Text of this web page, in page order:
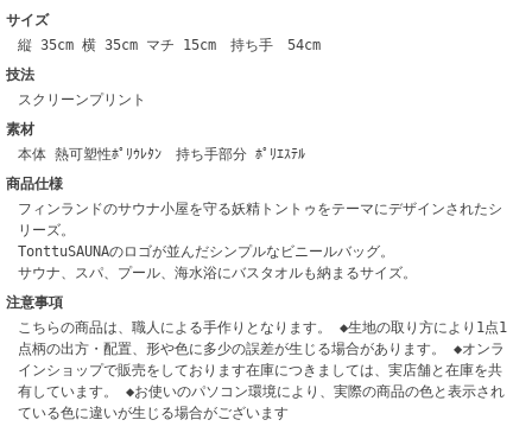
サイズ
縦 35cm 横 35cm マチ 15cm 持ち手 54cm
技法
スクリーンプリント
素材
本体 熱可塑性ﾎﾟﾘｳﾚﾀﾝ 持ち手部分 ﾎﾟﾘｴｽﾃﾙ
商品仕様
フィンランドのサウナ小屋を守る妖精トントゥをテーマにデザインされたシ
リーズ。
TonttuSAUNAのロゴが並んだシンプルなビニールバッグ。
サウナ、スパ、プール、海水浴にバスタオルも納まるサイズ。
注意事項
こちらの商品は、職人による手作りとなります。 ◆生地の取り方により1点1
点柄の出方・配置、形や色に多少の誤差が生じる場合があります。 ◆オンラ
インショップで販売をしております在庫につきましては、実店舗と在庫を共
有しています。 ◆お使いのパソコン環境により、実際の商品の色と表示され
ている色に違いが生じる場合がございます